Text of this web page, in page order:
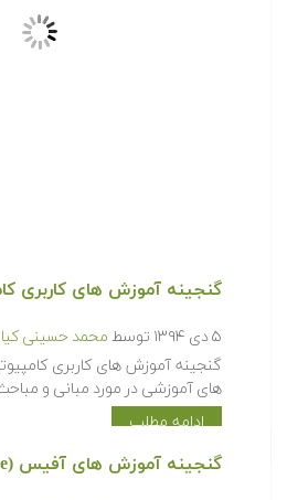
گنجینه آموزش های کاربری
۵ دی ۱۳۹۴ توسط محمد حسینی کیا
گنجینه آموزش های کاربری
های آموزشی در مورد مبانی و
ادامه مطلب
گنجینه آموزش های آفیس (Microsot Office)